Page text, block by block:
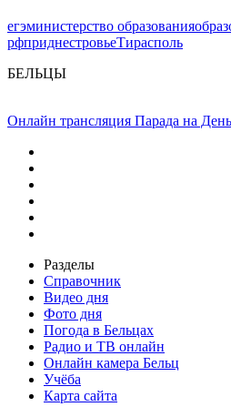
егэминистерство образования
рфприднестровьеТирасполь
БЕЛЬЦЫ
Онлайн трансляция Парада на
Разделы
Справочник
Видео дня
Фото дня
Погода в Бельцах
Радио и ТВ онлайн
Онлайн камера Бельц
Учёба
Карта сайта